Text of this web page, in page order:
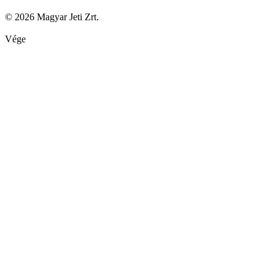
© 2026 Magyar Jeti Zrt.
Vége